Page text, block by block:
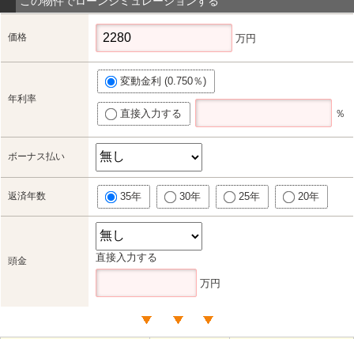
価格 万円
年利率
変動金利 (0.750％)
直接入力する ％
ボーナス払い
返済年数 35年 30年 25年 20年
頭金 直接入力する
万円